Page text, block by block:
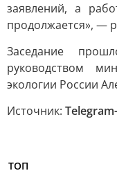
заявлений, а
продолжается», —
Заседание
руководством
экологии России
Источник:
ТОП